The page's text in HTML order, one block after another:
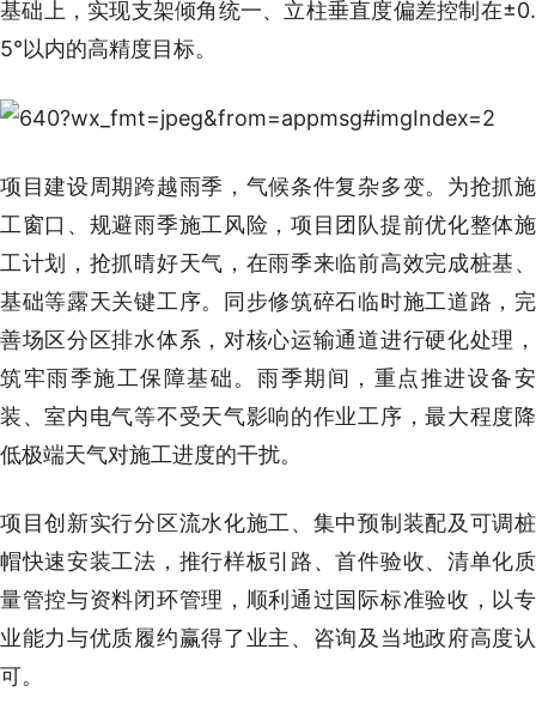
基础上，实现支架倾角统一、立柱垂直度偏差控制在±0.
5°以内的高精度目标。
项目建设周期跨越雨季，气候条件复杂多变。为抢抓施
工窗口、规避雨季施工风险，项目团队提前优化整体施
工计划，抢抓晴好天气，在雨季来临前高效完成桩基、
基础等露天关键工序。同步修筑碎石临时施工道路，完
善场区分区排水体系，对核心运输通道进行硬化处理，
筑牢雨季施工保障基础。雨季期间，重点推进设备安
装、室内电气等不受天气影响的作业工序，最大程度降
低极端天气对施工进度的干扰。
项目创新实行分区流水化施工、集中预制装配及可调桩
帽快速安装工法，推行样板引路、首件验收、清单化质
量管控与资料闭环管理，顺利通过国际标准验收，以专
业能力与优质履约赢得了业主、咨询及当地政府高度认
可。